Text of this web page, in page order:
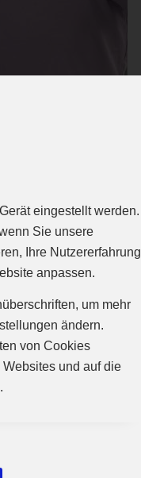
eingestellt werden.
Sie unsere
Ihre Nutzererfahrung
anpassen.
um mehr
ändern.
von Cookies
und auf die